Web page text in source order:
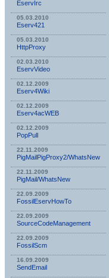
EservIrc
05.03.2010
Eserv421
05.03.2010
HttpProxy
02.03.2010
EservVideo
02.12.2009
Eserv4Wiki
02.12.2009
Eserv4acWEB
02.12.2009
PopPull
22.11.2009
PigMailPigProxy2/WhatsNew
22.11.2009
PigMail/WhatsNew
22.09.2009
FossilEservHowTo
22.09.2009
SourceCodeManagement
22.09.2009
FossilScm
16.09.2009
SendEmail